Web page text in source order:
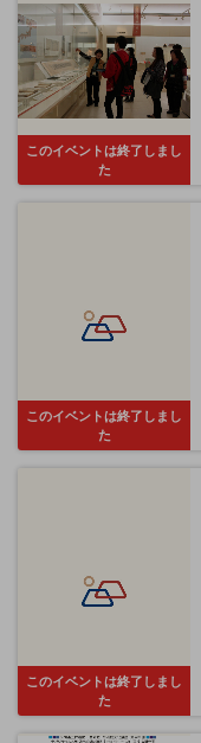
このイベントは終了しまし
た
このイベントは終了しまし
た
このイベントは終了しまし
た